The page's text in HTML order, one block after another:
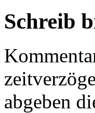
Schreib
abgeben